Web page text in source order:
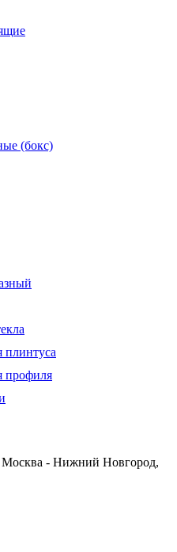
(бокс)
плинтуса
профиля
Москва - Нижний Новгород,